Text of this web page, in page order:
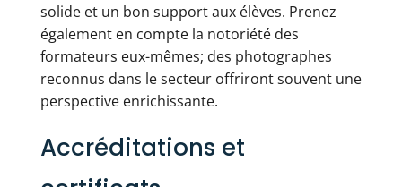
solide et un bon support aux élèves. Prenez
également en compte la notoriété des
formateurs eux-mêmes; des photographes
reconnus dans le secteur offriront souvent une
perspective enrichissante.
Accréditations et